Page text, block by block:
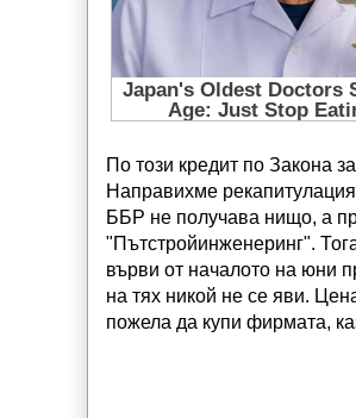
По този кредит по Закона
Направихме
ББР не получава нищо, а
"Пътстройинженеринг".
върви от началото на юни
на тях никой не се яви.
пожела да купи фирмата,